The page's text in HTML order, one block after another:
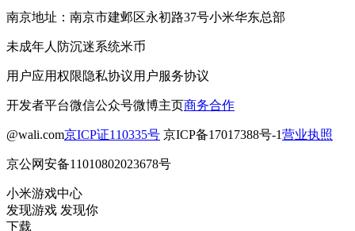
南京地址：南京市建邺区永初路37号小米华东总部
未成年人防沉迷系统米币
用户应用权限隐私协议用户服务协议
开发者平台微信公众号微博主页商务合作
@wali.com京ICP证110335号 京ICP备17017388号-1营业执照
京公网安备11010802023678号
小米游戏中心
发现游戏 发现你
下载